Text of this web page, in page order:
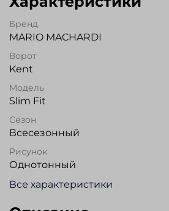
Бренд
MARIO MACHARDI
Ворот
Kent
Модель
Slim Fit
Сезон
Всесезонный
Рисунок
Однотонный
Все характеристики